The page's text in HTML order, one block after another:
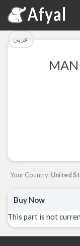
عربي
Your Country:United
Buy Now
This part is not